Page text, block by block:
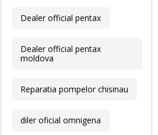
Dealer official pentax
Dealer official pentax
moldova
Reparatia pompelor chisinau
diler oficial omnigena